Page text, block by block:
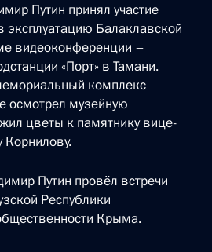
Путин принял участие
Балаклавской
видеоконференции –
«Порт» в Тамани.
комплекс
осмотрел музейную
цветы к памятнику вице-
Путин провёл встречи
Республики
Крыма.